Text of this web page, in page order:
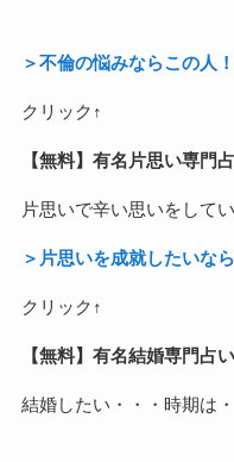
＞不倫の悩みならこの人
クリック↑
【無料】有名片思い専門
片思いで辛い思いをして
＞片思いを成就したいな
クリック↑
【無料】有名結婚専門占い
結婚したい・・・時期は